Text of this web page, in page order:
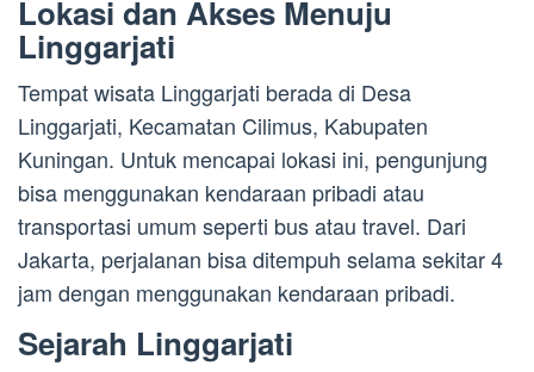
Lokasi dan Akses Menuju
Linggarjati
Tempat wisata Linggarjati berada di Desa
Linggarjati, Kecamatan Cilimus, Kabupaten
Kuningan. Untuk mencapai lokasi ini, pengunjung
bisa menggunakan kendaraan pribadi atau
transportasi umum seperti bus atau travel. Dari
Jakarta, perjalanan bisa ditempuh selama sekitar 4
jam dengan menggunakan kendaraan pribadi.
Sejarah Linggarjati